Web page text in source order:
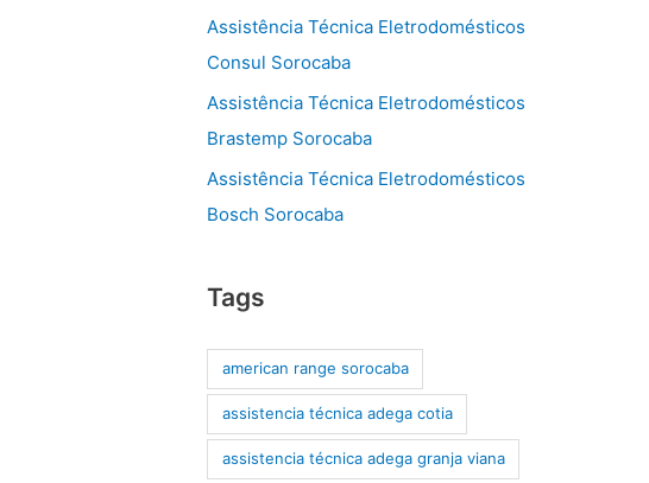
Assistência Técnica Eletrodomésticos
Consul Sorocaba
Assistência Técnica Eletrodomésticos
Brastemp Sorocaba
Assistência Técnica Eletrodomésticos
Bosch Sorocaba
Tags
american range sorocaba
assistencia técnica adega cotia
assistencia técnica adega granja viana